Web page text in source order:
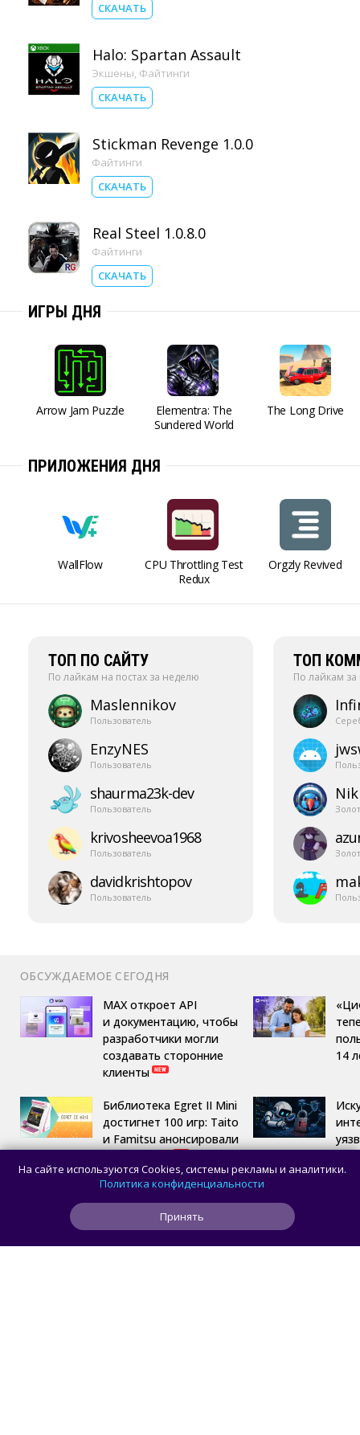
СКАЧАТЬ
Halo: Spartan Assault
Экшены, Файтинги
СКАЧАТЬ
Stickman Revenge 1.0.0
Файтинги
СКАЧАТЬ
Real Steel 1.0.8.0
Файтинги
СКАЧАТЬ
ИГРЫ ДНЯ
Arrow Jam Puzzle
Elementra: The
Sundered World
The Long Drive
ПРИЛОЖЕНИЯ ДНЯ
WallFlow
CPU Throttling Test
Redux
Orgzly Revived
ТОП ПО САЙТУ
По лайкам на постах за неделю
Maslennikov
Пользователь
EnzyNES
Пользователь
shaurma23k-​dev
Пользователь
krivosheevoa1968
Пользователь
davidkrishtopov
Пользователь
ТОП
По лайкам
ОБСУЖДАЕМОЕ СЕГОДНЯ
MAX откроет API
и документацию, чтобы
разработчики могли
создавать сторонние
клиенты
Библиотека Egret II Mini
достигнет 100 игр: Taito
и Famitsu анонсировали
14
На сайте используются Cookies, системы рекламы и аналитики.
Политика конфиденциальности
Принять